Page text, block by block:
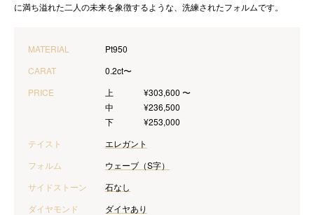
に満ち溢れた二人の未来を象徴するような、洗練されたフォルムです。
MATERIAL
Pt950
CARAT
0.2ct〜
PRICE
上
¥303,600 〜
中
¥236,500
下
¥253,000
テイスト
エレガント
フォルム
ウェーブ（S字）
サイドストーン
石なし
ダイヤモンド
ダイヤあり